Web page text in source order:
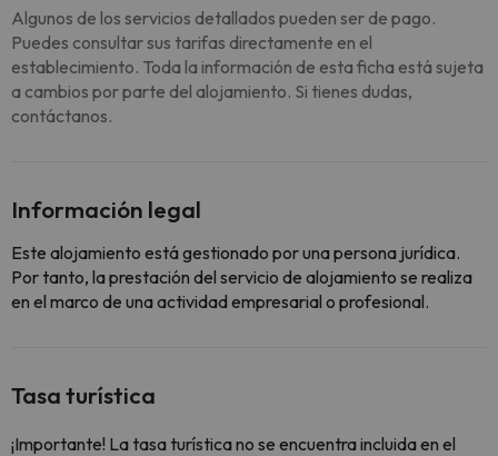
Algunos de los servicios detallados pueden ser de pago.
Puedes consultar sus tarifas directamente en el
establecimiento. Toda la información de esta ficha está sujeta
a cambios por parte del alojamiento. Si tienes dudas,
contáctanos.
Información legal
Este alojamiento está gestionado por una persona jurídica.
Por tanto, la prestación del servicio de alojamiento se realiza
en el marco de una actividad empresarial o profesional.
Tasa turística
¡Importante! La tasa turística no se encuentra incluida en el